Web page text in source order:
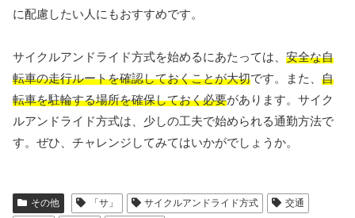
に配慮したい人にもおすすめです。
サイクルアンドライド方式を始めるにあたっては、 安全な自
転車の走行ルートを確認しておくことが大切です。また、 自
転車を駐輪する場所を確保しておく必要があります。サイク
ルアンドライド方式は、少しの工夫で始められる通勤方法で
す。ぜひ、チャレンジしてみてはいかがでしょうか。
その他 「サ」 サイクルアンドライド方式
交通